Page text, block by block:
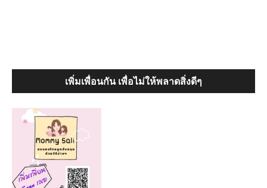
เพิ่มเพื่อนกัน เพื่อไม่ให้พลาดสิ่งดีๆ